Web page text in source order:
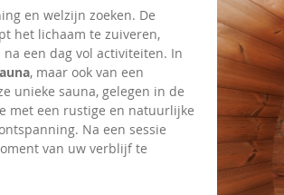
en welzijn zoeken. De
het lichaam te zuiveren,
een dag vol activiteiten. In
, maar ook van een
unieke sauna, gelegen in de
met een rustige en natuurlijke
Na een sessie
van uw verblijf te